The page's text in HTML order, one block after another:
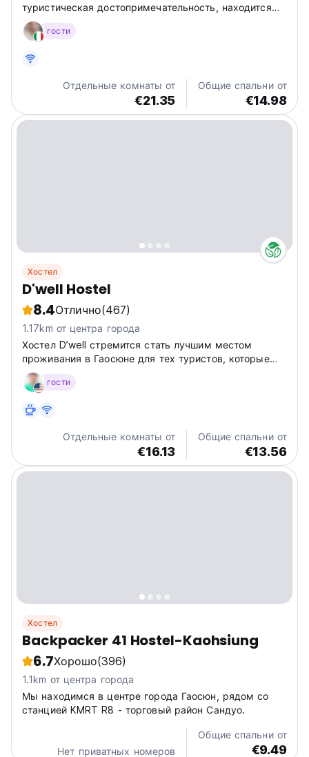
туристическая достопримечательность, находится
всего в 3 минутах ходьбы от хостела Trip GG.
гости
Отдельные комнаты от
€21.35
Общие спальни от
€14.98
Хостел
D'well Hostel
8.4Отлично(467)
1.17km от центра города
Хостел D’well стремится стать лучшим местом
проживания в Гаосюне для тех туристов, которые
мечтают о своей мечте.
гости
Отдельные комнаты от
€16.13
Общие спальни от
€13.56
Хостел
Backpacker 41 Hostel-Kaohsiung
6.7Хорошо(396)
1.1km от центра города
Мы находимся в центре города Гаосюн, рядом со
станцией KMRT R8 - торговый район Сандуо.
Нет приватных номеров
Общие спальни от
€9.49